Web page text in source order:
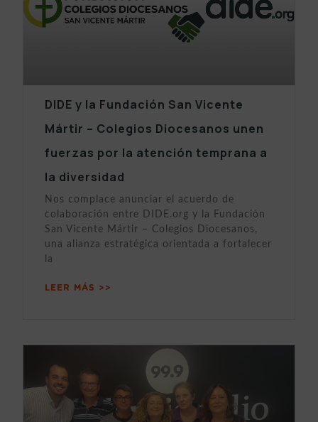
DIDE y la Fundación San Vicente
Mártir – Colegios Diocesanos unen
fuerzas por la atención temprana a
la diversidad
Nos complace anunciar el acuerdo de
colaboración entre DIDE.org y la Fundación
San Vicente Mártir – Colegios Diocesanos,
una alianza estratégica orientada a fortalecer
la
LEER MÁS >>